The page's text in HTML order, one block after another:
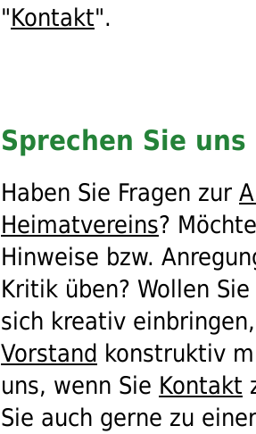
"Kontakt".
Sprechen Sie
Haben Sie Fragen zur
Heimatvereins?
Hinweise bzw.
Kritik üben? Wollen
sich kreativ
Vorstand konstruktiv
uns, wenn Sie Kontakt
Sie auch gerne zu